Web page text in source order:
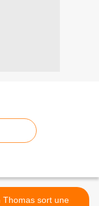
Thomas sort une